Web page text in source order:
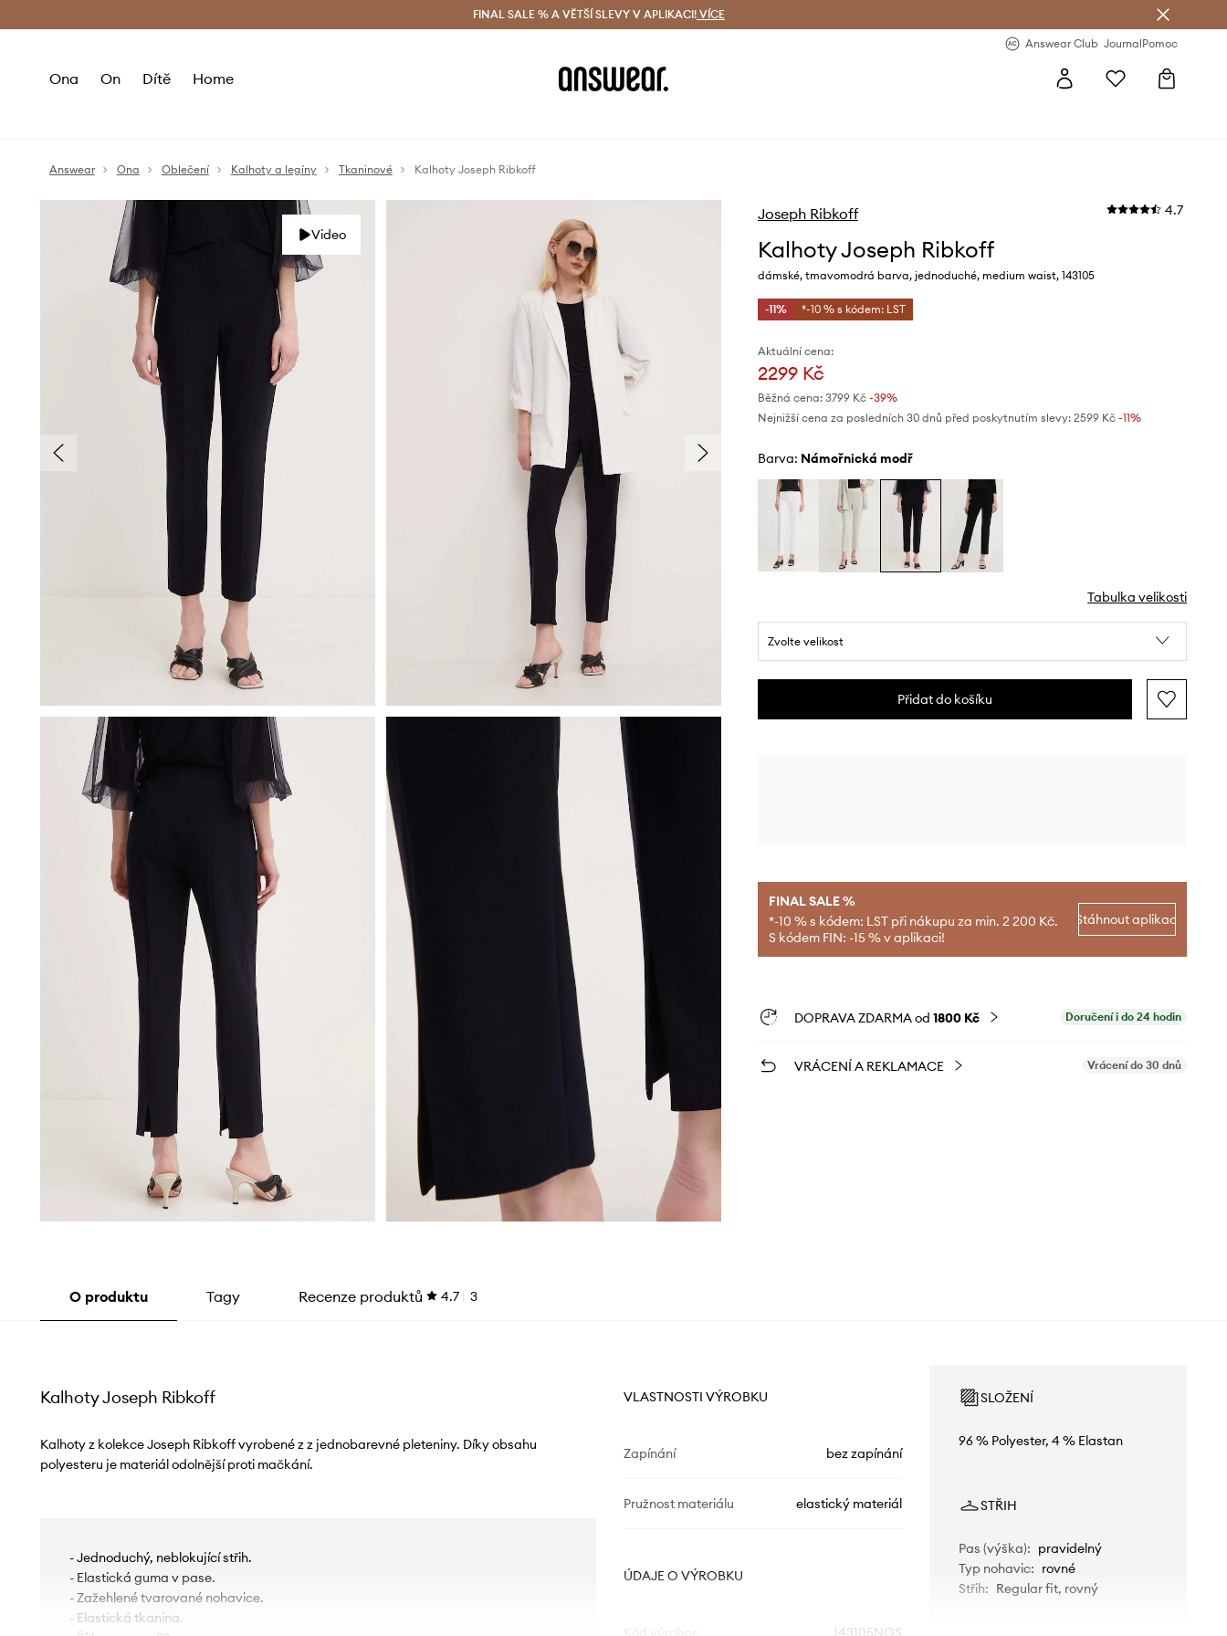
Doručení a vrácení zdarma (od 1800 Kč) Doručení i do 24 h
FINAL SALE % A VĚTŠÍ SLEVY V APLIKACI! VÍCE
Answear Club JournalPomoc
Ona On Dítě Home
Answear Ona Oblečení Kalhoty a legíny Tkaninové Kalhoty Joseph Ribkoff
Video
Joseph Ribkoff 4.7
Kalhoty Joseph Ribkoff
dámské, tmavomodrá barva, jednoduché, medium waist, 143105
-11% *-10 % s kódem: LST
Aktuální cena:
2299 Kč
Běžná cena: 3799 Kč-39%
Nejnižší cena za posledních 30 dnů před poskytnutím slevy: 2599 Kč -11%
Barva: námořnická modř
Tabulka velikosti
Zvolte velikost
Přidat do košíku
FINAL SALE %
*-10 % s kódem: LST při nákupu za min. 2 200 Kč.
S kódem FIN: -15 % v aplikaci!
Stáhnout aplikaci
DOPRAVA ZDARMA od 1800 Kč Doručení i do 24 hodin
VRÁCENÍ A REKLAMACE Vrácení do 30 dnů
O produktu Tagy Recenze produktů 4.7 3
Kalhoty Joseph Ribkoff
Kalhoty z kolekce Joseph Ribkoff vyrobené z z jednobarevné pleteniny. Díky obsahu
polyesteru je materiál odolnější proti mačkání.
- Jednoduchý, neblokující střih.
- Elastická guma v pase.
- Zažehlené tvarované nohavice.
- Elastická tkanina.
VLASTNOSTI VÝROBKU
Zapínání bez zapínání
Pružnost materiálu elastický materiál
ÚDAJE O VÝROBKU
SLOŽENÍ
96 % Polyester, 4 % Elastan
STŘIH
Pas (výška): pravidelný
Typ nohavic: rovné
Střih: Regular fit, rovný